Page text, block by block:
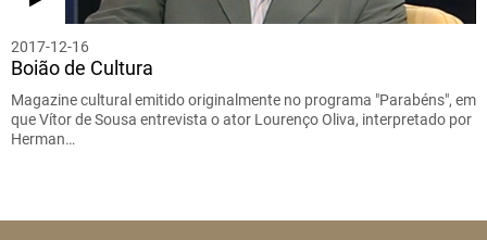
2017-12-16
Boião de Cultura
Magazine cultural emitido originalmente no programa "Parabéns", em
que Vítor de Sousa entrevista o ator Lourenço Oliva, interpretado por
Herman…